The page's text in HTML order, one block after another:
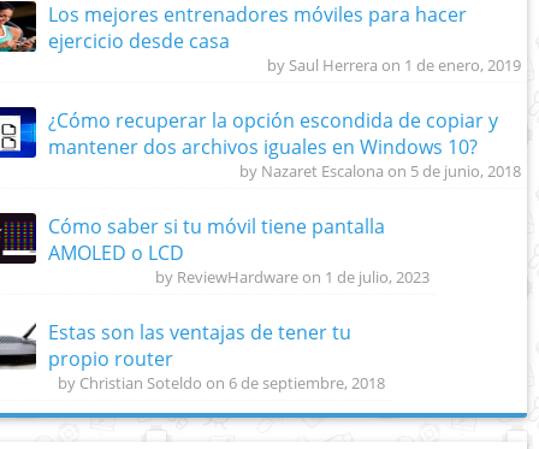
Los mejores entrenadores móviles para hacer
ejercicio desde casa
by Saul Herrera on 1 de enero, 2019
¿Cómo recuperar la opción escondida de copiar y
mantener dos archivos iguales en Windows 10?
by Nazaret Escalona on 5 de junio, 2018
Cómo saber si tu móvil tiene pantalla
AMOLED o LCD
by ReviewHardware on 1 de julio, 2023
Estas son las ventajas de tener tu
propio router
by Christian Soteldo on 6 de septiembre, 2018